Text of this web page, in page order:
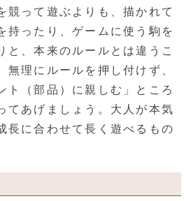
競って遊ぶよりも、描かれて
持ったり、ゲームに使う駒を
と、本来のルールとは違うこ
無理にルールを押し付けず、
ト（部品）に親しむ」ところ
てあげましょう。大人が本気
長に合わせて長く遊べるもの